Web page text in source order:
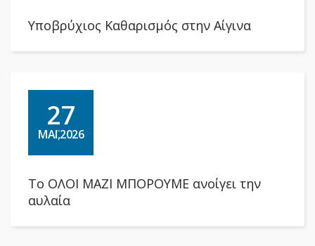
Υποβρύχιος Καθαρισμός στην Αίγινα
27
ΜΆΙ,2026
Το ΟΛΟΙ ΜΑΖΙ ΜΠΟΡΟΥΜΕ ανοίγει την
αυλαία